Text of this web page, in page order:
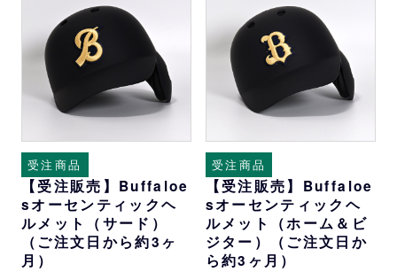
受注商品
【受注販売】Buffaloe
sオーセンティックヘ
ルメット（サード）
（ご注文日から約3ヶ
月）
受注商品
【受注販売】Buffaloe
sオーセンティックヘ
ルメット（ホーム＆ビ
ジター）（ご注文日か
ら約3ヶ月）